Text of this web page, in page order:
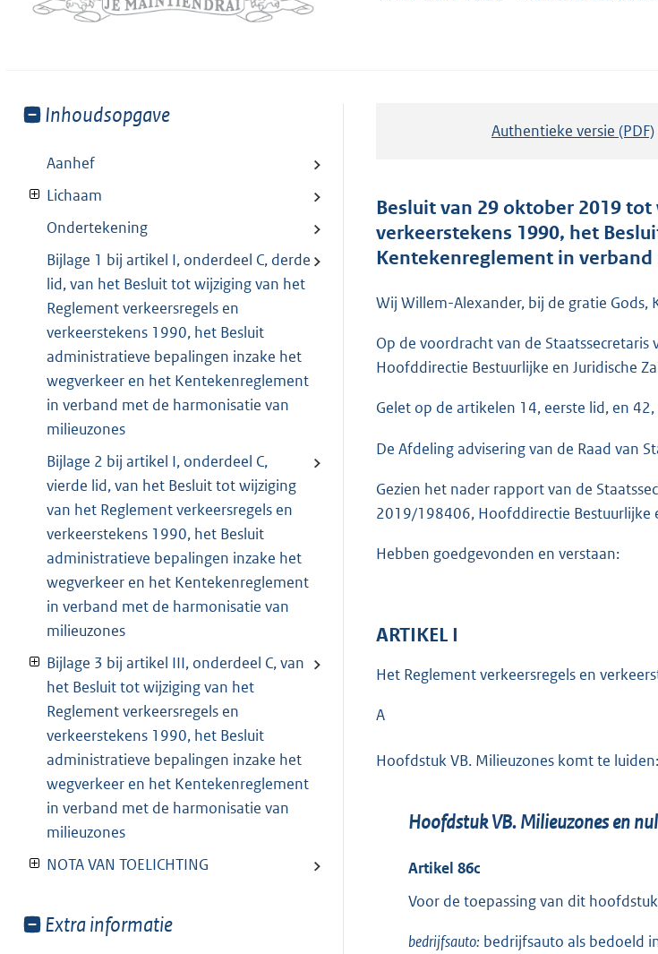
Toon
van:
Inhoudsopgave
Aanhef
Lichaam
Ondertekening
Bijlage 1 bij artikel I, onderdeel C, derde
lid, van het Besluit tot wijziging van het
Reglement verkeersregels en
verkeerstekens 1990, het Besluit
administratieve bepalingen inzake het
wegverkeer en het Kentekenreglement
in verband met de harmonisatie van
milieuzones
Bijlage 2 bij artikel I, onderdeel C,
vierde lid, van het Besluit tot wijziging
van het Reglement verkeersregels en
verkeerstekens 1990, het Besluit
administratieve bepalingen inzake het
wegverkeer en het Kentekenreglement
in verband met de harmonisatie van
milieuzones
Bijlage 3 bij artikel III, onderdeel C, van
het Besluit tot wijziging van het
Reglement verkeersregels en
verkeerstekens 1990, het Besluit
administratieve bepalingen inzake het
wegverkeer en het Kentekenreglement
in verband met de harmonisatie van
milieuzones
NOTA VAN TOELICHTING
Toon
Extra informatie
Authentieke versie (PDF)
:
Besluit van 29 oktober 2019
verkeerstekens 1990, het
Kentekenreglement in
Wij Willem-Alexander, bij de gratie Gods,
Op de voordracht van de
Hoofddirectie Bestuurlijke en Juridische
Gelet op de artikelen 14, eerste lid, en
De Afdeling advisering van de Raad van
Gezien het nader rapport van de
2019/198406, Hoofddirectie Bestuurlijke
Hebben goedgevonden en verstaan:
ARTIKEL I
Het Reglement verkeersregels en
A
Hoofdstuk VB. Milieuzones komt te luiden:
Hoofdstuk VB. Milieuzones en
Artikel 86c
Voor de toepassing van dit
bedrijfsauto: bedrijfsauto als bedoeld